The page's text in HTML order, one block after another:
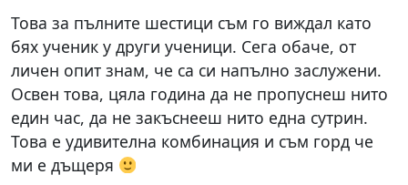
Това за пълните шестици съм го виждал като
бях ученик у други ученици. Сега обаче, от
личен опит знам, че са си напълно заслужени.
Освен това, цяла година да не пропуснеш нито
един час, да не закъснееш нито една сутрин.
Това е удивителна комбинация и съм горд че
ми е дъщеря